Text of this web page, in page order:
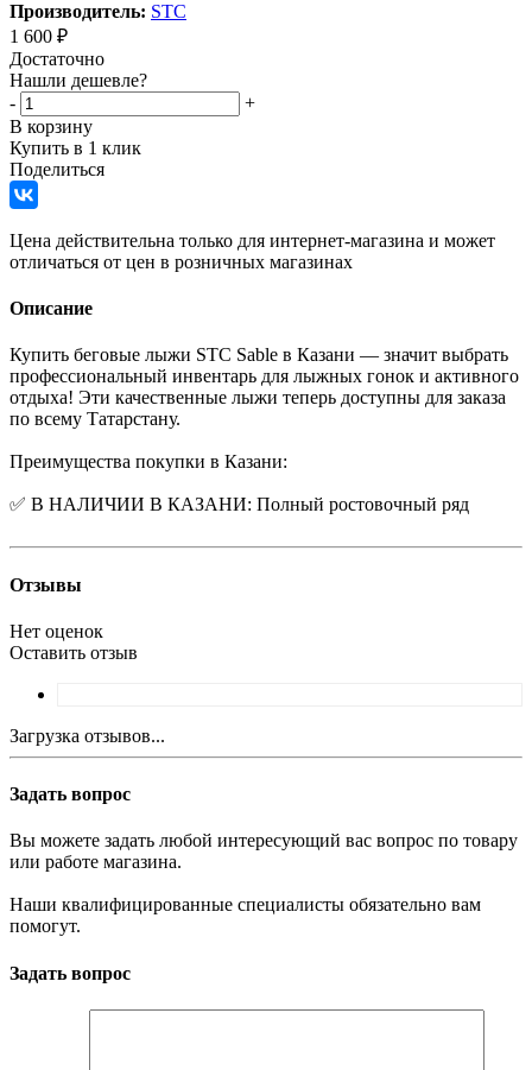
Производитель: STC
1 600 ₽
Достаточно
Нашли дешевле?
-
+
В корзину
Купить в 1 клик
Поделиться
Цена действительна только для интернет-магазина и может
отличаться от цен в розничных магазинах
Описание
Купить беговые лыжи STC Sable в Казани — значит выбрать
профессиональный инвентарь для лыжных гонок и активного
отдыха! Эти качественные лыжи теперь доступны для заказа
по всему Татарстану.
Преимущества покупки в Казани:
✅ В НАЛИЧИИ В КАЗАНИ: Полный ростовочный ряд
Отзывы
Нет оценок
Оставить отзыв
Загрузка отзывов...
Задать вопрос
Вы можете задать любой интересующий вас вопрос по товару
или работе магазина.
Наши квалифицированные специалисты обязательно вам
помогут.
Задать вопрос